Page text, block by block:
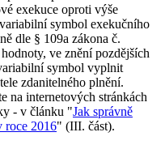
exekuce oproti výše
symbol exekučního
dle § 109a zákona č.
ve znění pozdějších
symbol vyplnit
zdanitelného plnění.
na internetových stránkách
- v článku "Jak správně
roce 2016" (III. část).